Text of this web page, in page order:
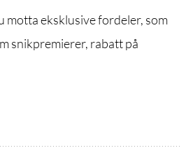
motta eksklusive fordeler, som
snikpremierer, rabatt på